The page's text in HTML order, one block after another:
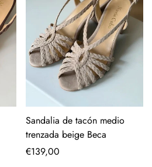
Sandalia de tacón medio
trenzada beige Beca
Precio
€139,00